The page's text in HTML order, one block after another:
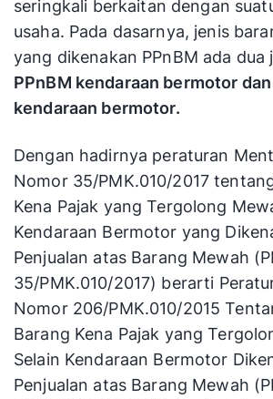
seringkali berkaitan dengan
usaha. Pada dasarnya, jenis
yang dikenakan PPnBM ada dua
PPnBM kendaraan bermotor
kendaraan bermotor.
Dengan hadirnya peraturan
Nomor 35/PMK.010/2017
Kena Pajak yang Tergolong
Kendaraan Bermotor yang
Penjualan atas Barang Mewah
35/PMK.010/2017) berarti
Nomor 206/PMK.010/2015
Barang Kena Pajak yang
Selain Kendaraan Bermotor
Penjualan atas Barang Mewah